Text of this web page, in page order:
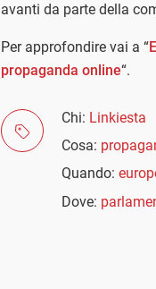
avanti da parte della
Per approfondire vai a “
propaganda online“.
Chi: Linkiesta
Cosa:
Quando:
Dove: